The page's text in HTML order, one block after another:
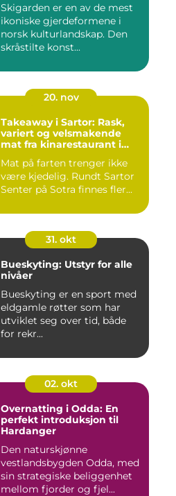
Skigarden er en av de mest
ikoniske gjerdeformene i
norsk kulturlandskap. Den
skråstilte konst...
20. nov
Takeaway i Sartor: Rask,
variert og velsmakende
mat fra kinarestaurant i
Mat på farten trenger ikke
være kjedelig. Rundt Sartor
Senter på Sotra finnes fler...
31. okt
Bueskyting: Utstyr for alle
nivåer
Bueskyting er en sport med
eldgamle røtter som har
utviklet seg over tid, både
for rekr...
02. okt
Overnatting i Odda: En
perfekt introduksjon til
Hardanger
Den naturskjønne
vestlandsbygden Odda, med
sin strategiske beliggenhet
mellom fjorder og fjel...